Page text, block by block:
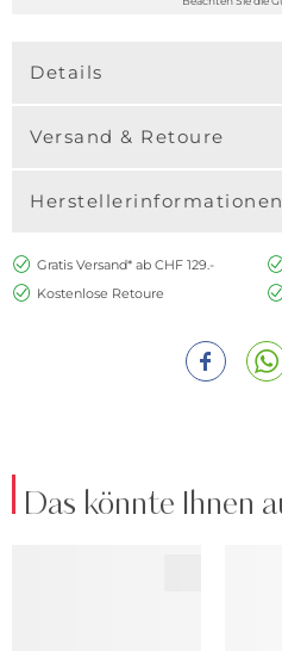
Details
Versand & Retoure
Herstellerinformationen
Gratis Versand* ab CHF 129.-
Kostenlose Retoure
Das könnte Ihnen